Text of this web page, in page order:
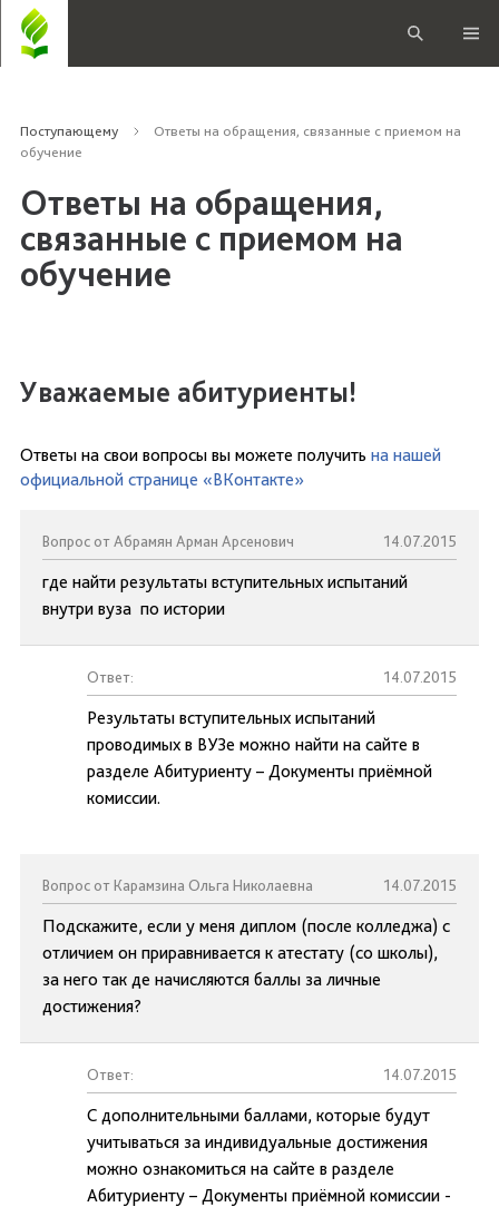
Поступающему
Ответы на обращения, связанные с приемом на
обучение
Ответы на обращения,
связанные с приемом на
обучение
Уважаемые абитуриенты!
Ответы на свои вопросы вы можете получить на нашей
официальной странице «ВКонтакте»
Вопрос от Абрамян Арман Арсенович 14.07.2015
где найти результаты вступительных испытаний
внутри вуза по истории
Ответ: 14.07.2015
Результаты вступительных испытаний
проводимых в ВУЗе можно найти на сайте в
разделе Абитуриенту – Документы приёмной
комиссии.
Вопрос от Карамзина Ольга Николаевна 14.07.2015
Подскажите, если у меня диплом (после колледжа) с
отличием он приравнивается к атестату (со школы),
за него так де начисляются баллы за личные
достижения?
Ответ: 14.07.2015
С дополнительными баллами, которые будут
учитываться за индивидуальные достижения
можно ознакомиться на сайте в разделе
Абитуриенту – Документы приёмной комиссии -